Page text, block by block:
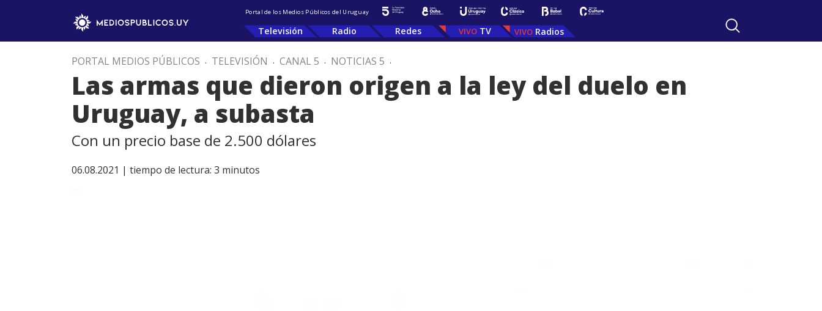
Portal de los Medios Públicos del Uruguay
Televisión Radio Redes TV Radios
PORTAL MEDIOS PÚBLICOS . TELEVISIÓN . CANAL 5 . NOTICIAS 5 .
Las armas que dieron origen a la ley del duelo en
Uruguay, a subasta
Con un precio base de 2.500 dólares
06.08.2021 | tiempo de lectura: 3 minutos